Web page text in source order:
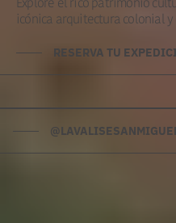
icónica arquitectura colonial
RESERVA TU